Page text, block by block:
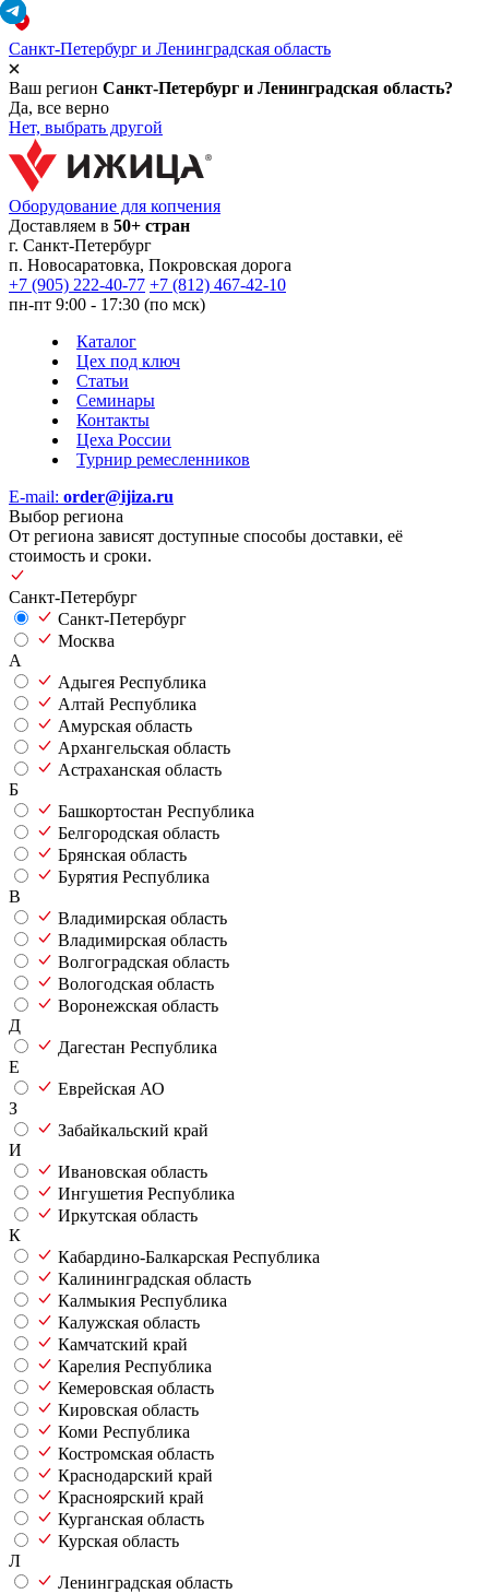
Санкт-Петербург и Ленинградская область
Ваш регион Санкт-Петербург и Ленинградская область?
Да, все верно
Нет, выбрать другой
Оборудование для копчения
Доставляем в 50+ стран
г. Санкт-Петербург
п. Новосаратовка, Покровская дорога
+7 (905) 222-40-77 +7 (812) 467-42-10
пн-пт 9:00 - 17:30 (по мск)
Каталог
Цех под ключ
Статьи
Семинары
Контакты
Цеха России
Турнир ремесленников
E-mail: order@ijiza.ru
Выбор региона
От региона зависят доступные способы доставки, её
стоимость и сроки.
Санкт-Петербург
Санкт-Петербург
Москва
А
Адыгея Республика
Алтай Республика
Амурская область
Архангельская область
Астраханская область
Б
Башкортостан Республика
Белгородская область
Брянская область
Бурятия Республика
В
Владимирская область
Владимирская область
Волгоградская область
Вологодская область
Воронежская область
Д
Дагестан Республика
Е
Еврейская АО
З
Забайкальский край
И
Ивановская область
Ингушетия Республика
Иркутская область
К
Кабардино-Балкарская Республика
Калининградская область
Калмыкия Республика
Калужская область
Камчатский край
Карелия Республика
Кемеровская область
Кировская область
Коми Республика
Костромская область
Краснодарский край
Красноярский край
Курганская область
Курская область
Л
Ленинградская область